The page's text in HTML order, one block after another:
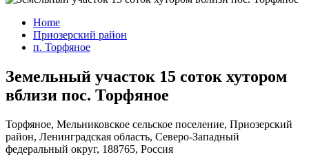
Home
Приозерский район
п. Торфяное
Земельный участок 15 соток хутором
вблизи пос. Торфяное
Торфяное, Мельниковское сельское поселение, Приозерский
район, Ленинградская область, Северо-Западный
федеральный округ, 188765, Россия